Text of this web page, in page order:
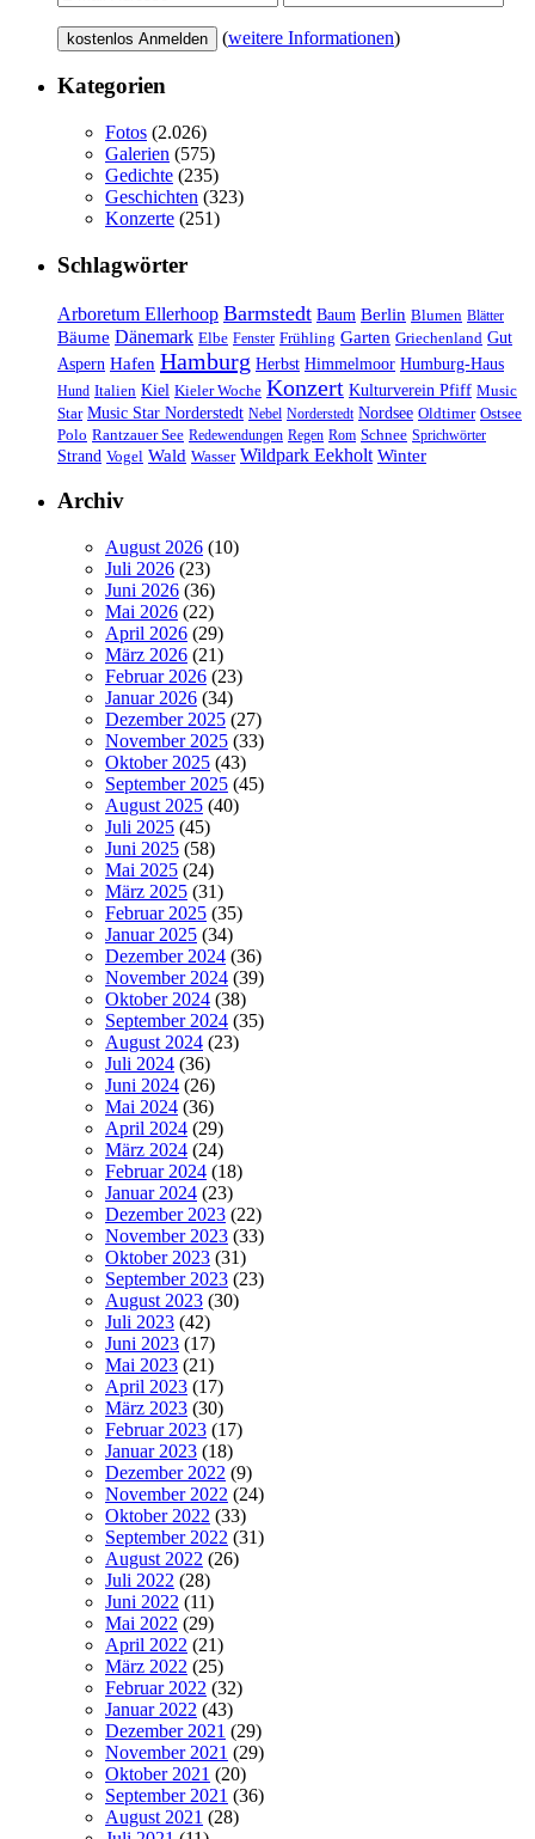
(weitere Informationen)
Kategorien
Fotos (2.026)
Galerien (575)
Gedichte (235)
Geschichten (323)
Konzerte (251)
Schlagwörter
Arboretum Ellerhoop Barmstedt Baum Berlin Blumen Blätter
Bäume Dänemark Elbe Fenster Frühling Garten Griechenland Gut
Aspern Hafen Hamburg Herbst Himmelmoor Humburg-Haus
Hund Italien Kiel Kieler Woche Konzert Kulturverein Pfiff Music
Star Music Star Norderstedt Nebel Norderstedt Nordsee Oldtimer Ostsee
Polo Rantzauer See Redewendungen Regen Rom Schnee Sprichwörter
Strand Vogel Wald Wasser Wildpark Eekholt Winter
Archiv
August 2026 (10)
Juli 2026 (23)
Juni 2026 (36)
Mai 2026 (22)
April 2026 (29)
März 2026 (21)
Februar 2026 (23)
Januar 2026 (34)
Dezember 2025 (27)
November 2025 (33)
Oktober 2025 (43)
September 2025 (45)
August 2025 (40)
Juli 2025 (45)
Juni 2025 (58)
Mai 2025 (24)
März 2025 (31)
Februar 2025 (35)
Januar 2025 (34)
Dezember 2024 (36)
November 2024 (39)
Oktober 2024 (38)
September 2024 (35)
August 2024 (23)
Juli 2024 (36)
Juni 2024 (26)
Mai 2024 (36)
April 2024 (29)
März 2024 (24)
Februar 2024 (18)
Januar 2024 (23)
Dezember 2023 (22)
November 2023 (33)
Oktober 2023 (31)
September 2023 (23)
August 2023 (30)
Juli 2023 (42)
Juni 2023 (17)
Mai 2023 (21)
April 2023 (17)
März 2023 (30)
Februar 2023 (17)
Januar 2023 (18)
Dezember 2022 (9)
November 2022 (24)
Oktober 2022 (33)
September 2022 (31)
August 2022 (26)
Juli 2022 (28)
Juni 2022 (11)
Mai 2022 (29)
April 2022 (21)
März 2022 (25)
Februar 2022 (32)
Januar 2022 (43)
Dezember 2021 (29)
November 2021 (29)
Oktober 2021 (20)
September 2021 (36)
August 2021 (28)